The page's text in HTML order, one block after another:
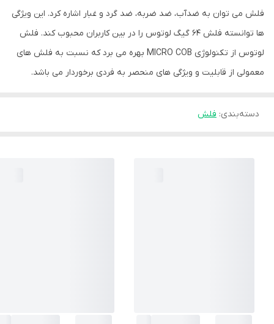
فلش می توان به ضدآب، ضد ضربه، ضد گرد و غبار اشاره کرد. این ویژگی
ها توانسته فلش 64 گیگ لوتوس را در بین کاربران محبوب کند. فلش
لوتوس از تکنولوژی MICRO COB بهره می برد که نسبت به فلش های
معمولی از قابلیت و ویژگی های منحصر به فردی برخوردار می باشد.
دسته‌بندی: فلش